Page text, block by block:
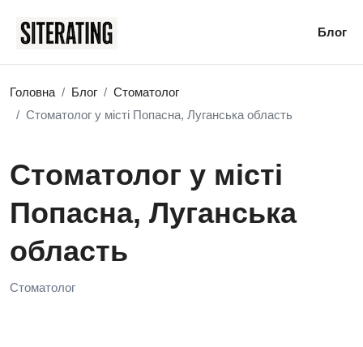
Блог
Головна Блог
Стоматолог
Стоматолог у місті Попасна, Луганська область
Стоматолог у місті
Попасна, Луганська
область
Стоматолог